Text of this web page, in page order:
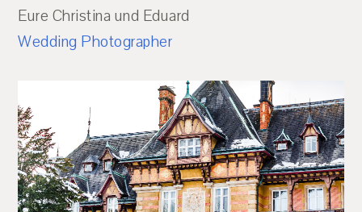
Eure Christina und Eduard
Wedding Photographer